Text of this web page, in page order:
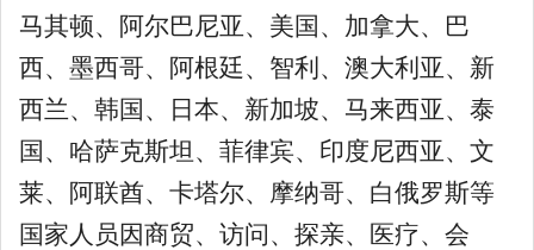
马其顿、阿尔巴尼亚、美国、加拿大、巴
西、墨西哥、阿根廷、智利、澳大利亚、新
西兰、韩国、日本、新加坡、马来西亚、泰
国、哈萨克斯坦、菲律宾、印度尼西亚、文
莱、阿联酋、卡塔尔、摩纳哥、白俄罗斯等
国家人员因商贸、访问、探亲、医疗、会